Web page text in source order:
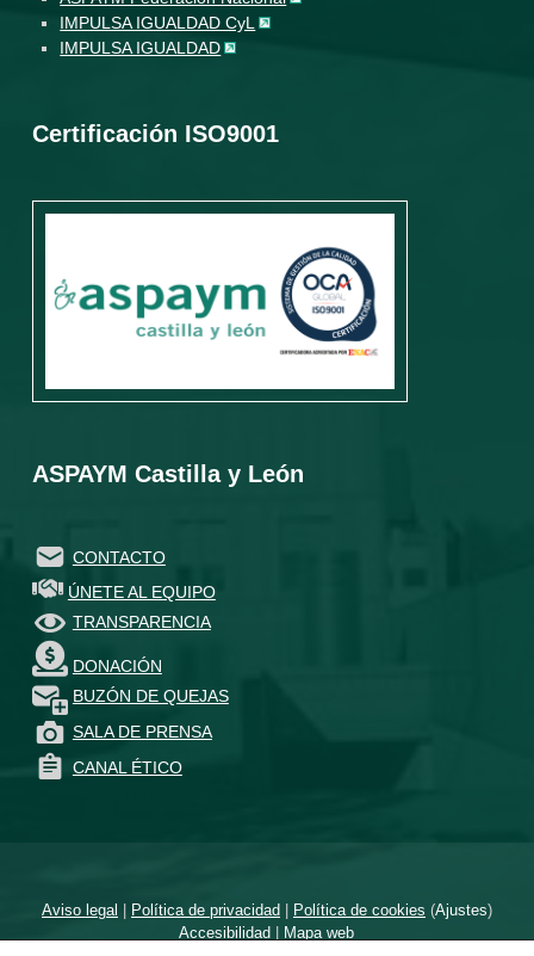
IMPULSA IGUALDAD CyL
IMPULSA IGUALDAD
Certificación ISO9001
ASPAYM Castilla y León
CONTACTO
ÚNETE AL EQUIPO
TRANSPARENCIA
DONACIÓN
BUZÓN DE QUEJAS
SALA DE PRENSA
CANAL ÉTICO
Aviso legal Política de privacidad Política de cookies (Ajustes)
Accesibilidad
Mapa web